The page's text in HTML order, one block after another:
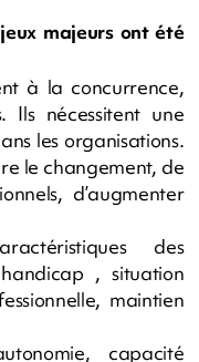
majeurs ont été
à la concurrence,
Ils nécessitent une
les organisations.
le changement, de
d’augmenter
des
, situation
maintien
capacité